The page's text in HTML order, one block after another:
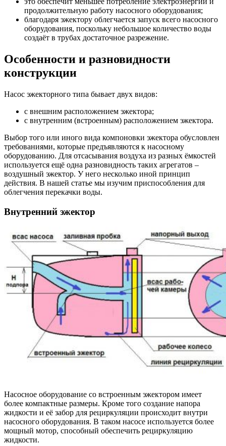
продолжительную работу насосного оборудования;
благодаря эжектору облегчается запуск всего насосного
оборудования, поскольку небольшое количество воды
создаёт в трубах достаточное разрежение.
Особенности и разновидности
конструкции
Насос эжекторного типа бывает двух видов:
с внешним расположением эжектора;
с внутренним (встроенным) расположением эжектора.
Выбор того или иного вида компоновки эжектора обусловлен
требованиями, которые предъявляются к насосному
оборудованию. Для отсасывания воздуха из разных ёмкостей
используется ещё одна разновидность таких агрегатов –
воздушный эжектор. У него несколько иной принцип
действия. В нашей статье мы изучим приспособления для
облегчения перекачки воды.
Внутренний эжектор
Насосное оборудование со встроенным эжектором имеет
более компактные размеры. Кроме того создание напора
жидкости и её забор для рециркуляции происходит внутри
насосного оборудования. В таком насосе используется более
мощный мотор, способный обеспечить рециркуляцию
жидкости.